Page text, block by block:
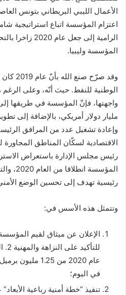
اعتزام المؤسسة اتباع استراتيجية
الرامية إلى جعل
المؤسسة وليبيا.
وقد صرّح
الوطنية للنفط. حيث أنّه، وعلى الرغم
مليار دولار أمريكي، بالإضافة إلى
وإعادة تشغيل عدد من المرافق
الاقتصادية لسكّان المناطق المجاورة
رئيس مجلس الإدارة باستعراض
المؤسسة
رئيسية تهدف إلى تحسين الوضع الأمني
وتتمثل هذه الأسس في:
الإعلان عن ميثاق لقيم
في اليوم؛
تنفيذ “خطة أمنية رباعية